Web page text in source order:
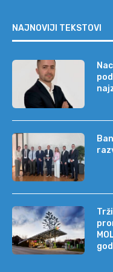
NAJNOVIJI TEKSTOVI